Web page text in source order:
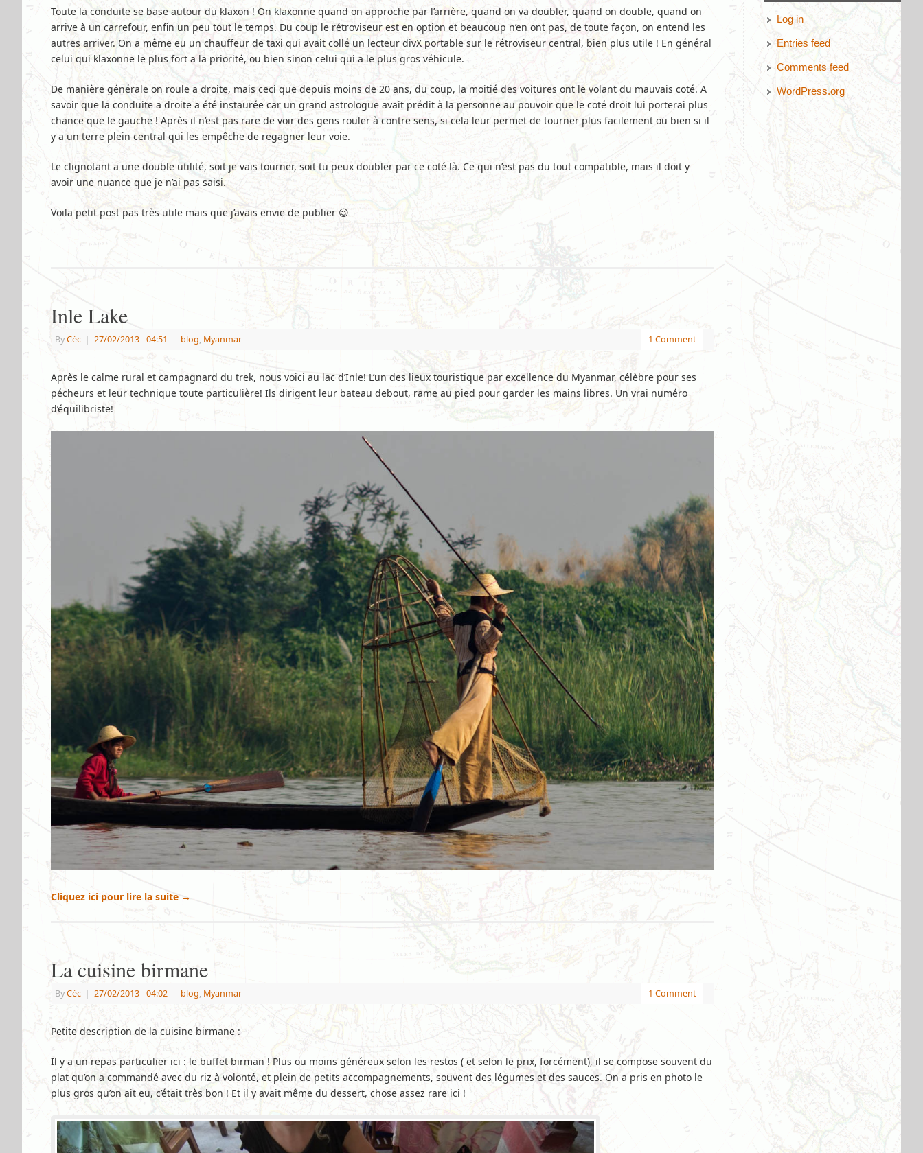
Toute la conduite se base autour du klaxon ! On klaxonne quand on approche par l’arrière, quand on va doubler, quand on double, quand on
arrive à un carrefour, enfin un peu tout le temps. Du coup le rétroviseur est en option et beaucoup n’en ont pas, de toute façon, on entend les
autres arriver. On a même eu un chauffeur de taxi qui avait collé un lecteur divX portable sur le rétroviseur central, bien plus utile ! En général
celui qui klaxonne le plus fort a la priorité, ou bien sinon celui qui a le plus gros véhicule.
De manière générale on roule a droite, mais ceci que depuis moins de 20 ans, du coup, la moitié des voitures ont le volant du mauvais coté. A
savoir que la conduite a droite a été instaurée car un grand astrologue avait prédit à la personne au pouvoir que le coté droit lui porterai plus
chance que le gauche ! Après il n’est pas rare de voir des gens rouler à contre sens, si cela leur permet de tourner plus facilement ou bien si il
y a un terre plein central qui les empêche de regagner leur voie.
Le clignotant a une double utilité, soit je vais tourner, soit tu peux doubler par ce coté là. Ce qui n’est pas du tout compatible, mais il doit y
avoir une nuance que je n’ai pas saisi.
Voila petit post pas très utile mais que j’avais envie de publier 😉
Inle Lake
ByCéc | 27/02/2013- 04:51 | blog, Myanmar 1 Comment
Après le calme rural et campagnard du trek, nous voici au lac d’Inle! L’un des lieux touristique par excellence du Myanmar, célèbre pour ses
pécheurs et leur technique toute particulière! Ils dirigent leur bateau debout, rame au pied pour garder les mains libres. Un vrai numéro
d’équilibriste!
Cliquez ici pour lire la suite →
La cuisine birmane
ByCéc | 27/02/2013- 04:02 | blog, Myanmar 1 Comment
Petite description de la cuisine birmane :
Il y a un repas particulier ici : le buffet birman ! Plus ou moins généreux selon les restos ( et selon le prix, forcément), il se compose souvent du
plat qu’on a commandé avec du riz à volonté, et plein de petits accompagnements, souvent des légumes et des sauces. On a pris en photo le
plus gros qu’on ait eu, c’était très bon ! Et il y avait même du dessert, chose assez rare ici !
Log in
Entries feed
Comments feed
WordPress.org